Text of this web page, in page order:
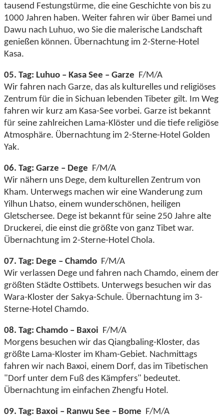
tausend Festungstürme, die eine Geschichte von bis zu
1000 Jahren haben. Weiter fahren wir über Bamei und
Dawu nach Luhuo, wo Sie die malerische Landschaft
genießen können. Übernachtung im 2-Sterne-Hotel
Kasa.
05. Tag: Luhuo – Kasa See – Garze
F/M/A
Wir fahren nach Garze, das als kulturelles und religiöses
Zentrum für die in Sichuan lebenden Tibeter gilt. Im Weg
fahren wir kurz am Kasa-See vorbei. Garze ist bekannt
für seine zahlreichen Lama-Klöster und die tiefe religiöse
Atmosphäre. Übernachtung im 2-Sterne-Hotel Golden
Yak.
06. Tag: Garze – Dege
F/M/A
Wir nähern uns Dege, dem kulturellen Zentrum von
Kham. Unterwegs machen wir eine Wanderung zum
Yilhun Lhatso, einem wunderschönen, heiligen
Gletschersee. Dege ist bekannt für seine 250 Jahre alte
Druckerei, die einst die größte von ganz Tibet war.
Übernachtung im 2-Sterne-Hotel Chola.
07. Tag: Dege – Chamdo F/M/A
Wir verlassen Dege und fahren nach Chamdo, einem der
größten Städte Osttibets. Unterwegs besuchen wir das
Wara-Kloster der Sakya-Schule. Übernachtung im 3-
Sterne-Hotel Chamdo.
08. Tag: Chamdo – Baxoi
F/M/A
Morgens besuchen wir das Qiangbaling-Kloster, das
größte Lama-Kloster im Kham-Gebiet. Nachmittags
fahren wir nach Baxoi, einem Dorf, das im Tibetischen
"Dorf unter dem Fuß des Kämpfers" bedeutet.
Übernachtung im einfachen Zhengfu Hotel.
09. Tag: Baxoi – Ranwu See – Bome
F/M/A